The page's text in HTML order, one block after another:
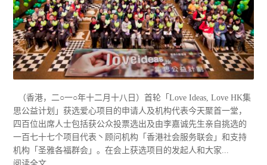
（香港，二○一○年十二月十八日）首轮「Love Ideas, Love HK集
思公益计划」获选爱心项目的申请人及机构代表今天聚首一堂，
四百位出席人士包括获公众投票选出及由李嘉诚先生亲自挑选的
一百七十七个项目代表丶顾问机构「香港社会服务联会」和支持
机构「圣雅各福群会」。在会上获选项目的发起人和大家...